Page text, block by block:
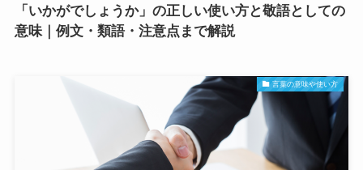
「いかがでしょうか」の正しい使い方と敬語としての
意味｜例文・類語・注意点まで解説
言葉の意味や使い方